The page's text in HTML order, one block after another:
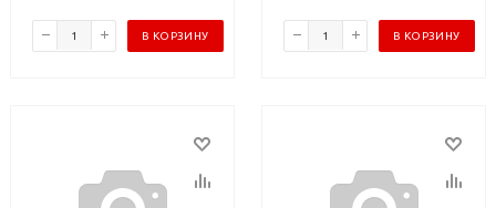
В КОРЗИНУ В КОРЗИНУ